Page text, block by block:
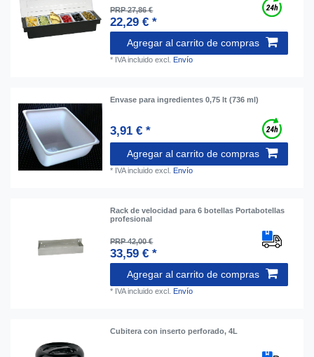
PRP 27,86 €
22,29 € *
Agregar al carrito de compras
* IVA incluido excl. Envío
Envase para ingredientes 0,75 lt (736 ml)
3,91 € *
Agregar al carrito de compras
* IVA incluido excl. Envío
Rack de velocidad para 6 botellas Portabotellas
profesional
PRP 42,00 €
33,59 € *
Agregar al carrito de compras
* IVA incluido excl. Envío
Cubitera con inserto perforado, 4L